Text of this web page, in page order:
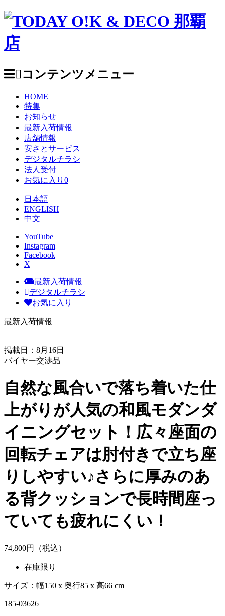
コンテンツメニュー
HOME
特集
お知らせ
最新入荷情報
店舗情報
安さとサービス
デジタルチラシ
法人受付
お気に入り 0
日本語
ENGLISH
中文
YouTube
Instagram
Facebook
X
最新入荷情報
デジタルチラシ
お気に入り
最新入荷情報
掲載日：8月16日
バイヤー交渉品
自然な風合いで落ち着いた仕
上がりが人気の和風モダンダ
イニングセット！広々座面の
回転チェアは肘付きで立ち座
りしやすい♪さらに厚みのあ
る背クッションで長時間座っ
ていても疲れにくい！
74,800円（税込）
在庫限り
サイズ：幅150 x 奥行85 x 高66 cm
185-03626